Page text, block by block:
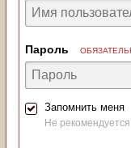
Пароль
Запомнить меня
Не